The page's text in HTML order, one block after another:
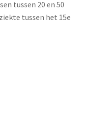
tussen 20 en 50
tussen het 15e